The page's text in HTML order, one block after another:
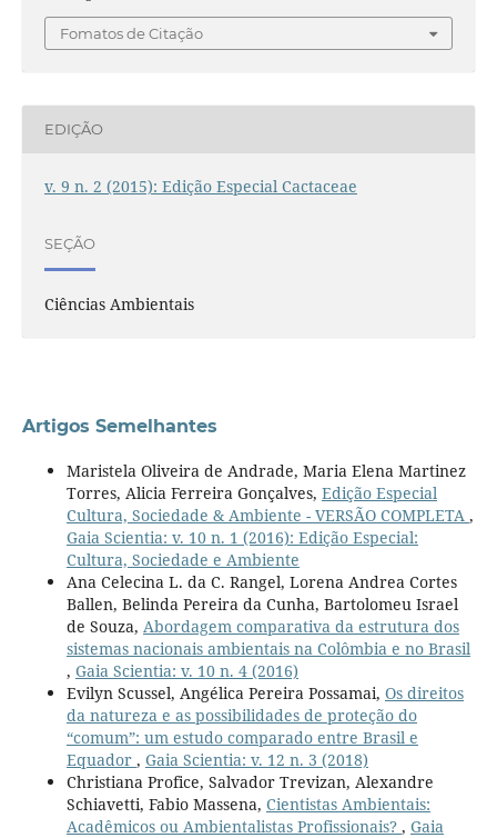
Fomatos de Citação
EDIÇÃO
v. 9 n. 2 (2015): Edição Especial Cactaceae
SEÇÃO
Ciências Ambientais
Artigos Semelhantes
Maristela Oliveira de Andrade, Maria Elena Martinez
Torres, Alicia Ferreira Gonçalves, Edição Especial
Cultura, Sociedade & Ambiente - VERSÃO COMPLETA ,
Gaia Scientia: v. 10 n. 1 (2016): Edição Especial:
Cultura, Sociedade e Ambiente
Ana Celecina L. da C. Rangel, Lorena Andrea Cortes
Ballen, Belinda Pereira da Cunha, Bartolomeu Israel
de Souza, Abordagem comparativa da estrutura dos
sistemas nacionais ambientais na Colômbia e no Brasil
, Gaia Scientia: v. 10 n. 4 (2016)
Evilyn Scussel, Angélica Pereira Possamai, Os direitos
da natureza e as possibilidades de proteção do
“comum”: um estudo comparado entre Brasil e
Equador , Gaia Scientia: v. 12 n. 3 (2018)
Christiana Profice, Salvador Trevizan, Alexandre
Schiavetti, Fabio Massena, Cientistas Ambientais:
Acadêmicos ou Ambientalistas Profissionais? , Gaia